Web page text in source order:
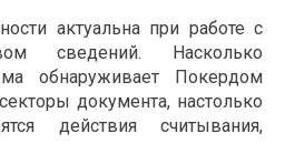
актуальна при работе с
сведений. Насколько
обнаруживает Покердом
документа, настолько
действия считывания,